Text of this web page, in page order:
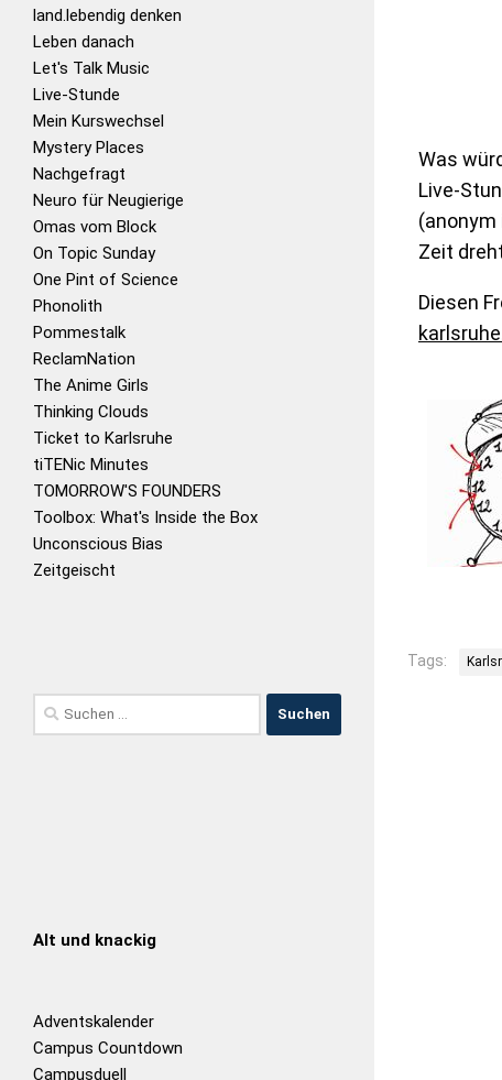
Was
Live-
Zeit
Diesen
Tags:
land.lebendig denken
Leben danach
Let's Talk Music
Live-Stunde
Mein Kurswechsel
Mystery Places
Nachgefragt
Neuro für Neugierige
Omas vom Block
On Topic Sunday
One Pint of Science
Phonolith
Pommestalk
ReclamNation
The Anime Girls
Thinking Clouds
Ticket to Karlsruhe
tiTENic Minutes
TOMORROW'S FOUNDERS
Toolbox: What's Inside the Box
Unconscious Bias
Zeitgeischt
Alt und knackig
Adventskalender
Campus Countdown
Campusduell